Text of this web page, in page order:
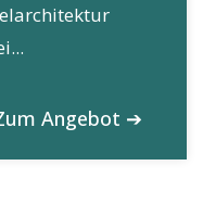
Angebot ➔